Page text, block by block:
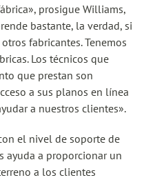
prosigue Williams,
bastante, la verdad, si
fabricantes. Tenemos
Los técnicos que
que prestan son
a sus planos en línea
a nuestros clientes».
el nivel de soporte de
ayuda a proporcionar un
a los clientes